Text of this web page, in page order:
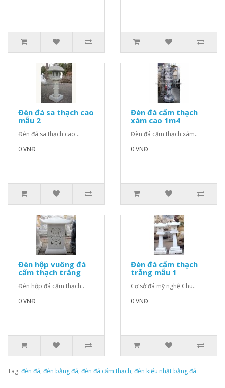
Đèn đá sa thạch cao
mẫu 2
Đèn đá sa thạch cao ..
0 VNĐ
Đèn đá cẩm thạch
xám cao 1m4
Đèn đá cẩm thạch xám..
0 VNĐ
Đèn hộp vuông đá
cẩm thạch trắng
Đèn hộp đá cẩm thạch..
0 VNĐ
Đèn đá cẩm thạch
trắng mẫu 1
Cơ sở đá mỹ nghệ Chu..
0 VNĐ
Tag: đèn đá, đèn bằng đá, đèn đá cẩm thạch, đèn kiểu nhật bằng đá